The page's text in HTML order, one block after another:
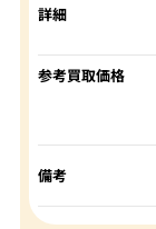
詳細
参考買取価格
備考